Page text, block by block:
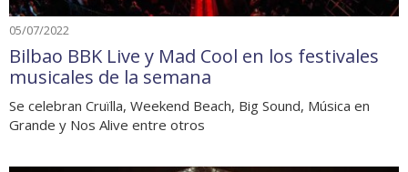
05/07/2022
Bilbao BBK Live y Mad Cool en los festivales
musicales de la semana
Se celebran Cruïlla, Weekend Beach, Big Sound, Música en
Grande y Nos Alive entre otros